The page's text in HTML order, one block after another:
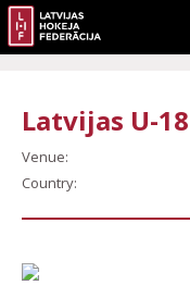
Latvijas U-
Venue:
Country: